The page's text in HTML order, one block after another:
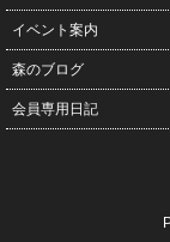
イベント案内
森のブログ
会員専用日記